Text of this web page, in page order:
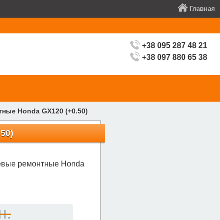
Главная
+38 095 287 48 21
+38 097 880 65 38
Honda GX120 (+0.50)
ремонтные Honda